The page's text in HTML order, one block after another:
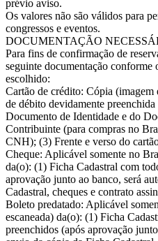
prévio aviso.
Os valores não são válidos para
congressos e eventos.
DOCUMENTAÇÃO
Para fins de confirmação de
seguinte documentação conforme
escolhido:
Cartão de crédito: Cópia
de débito devidamente
Documento de Identidade e do
Contribuinte (para compras no
CNH); (3) Frente e verso do
Cheque: Aplicável somente no
da(o): (1) Ficha Cadastral com
aprovação junto ao banco, será
Cadastral, cheques e contrato
Boleto predatado: Aplicável
escaneada) da(o): (1) Ficha
preenchidos (após aprovação